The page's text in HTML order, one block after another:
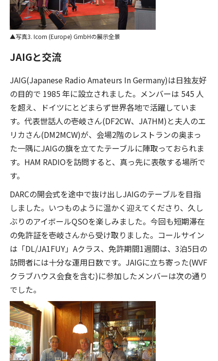
写真3. Icom (Europe) GmbHの展示全景
JAIGと交流
JAIG(Japanese Radio Amateurs In Germany)は日独友好
の目的で 1985 年に設立されました。メンバーは 545 人
を超え、ドイツにとどまらず世界各地で活躍していま
す。代表世話人の壱岐さん(DF2CW、JA7HM)と夫人のエ
リカさん(DM2MCW)が、会場2階のレストランの奥まっ
た一隅にJAIGの旗を立てたテーブルに陣取っておられま
す。HAM RADIOを訪問すると、真っ先に表敬する場所で
す。
DARCの開会式を途中で抜け出しJAIGのテーブルを目指
しました。いつものように温かく迎えてくださり、久し
ぶりのアイボールQSOを楽しみました。今回も短期滞在
の免許証を壱岐さんから受け取りました。コールサイン
は「DL/JA1FUY」Aクラス、免許期間1週間は、3泊5日の
訪問者には十分な運用日数です。JAIGに立ち寄った(WVF
クラブハウス会食を含む)に参加したメンバーは次の通り
でした。